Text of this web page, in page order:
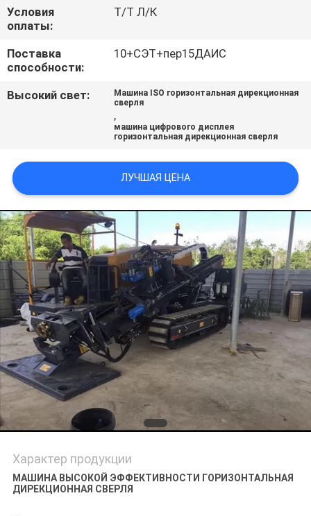
СПРОСИТЕ
САЙТА
POLICY
Условия
оплаты:
Т/Т Л/К
Поставка
способности:
10+СЭТ+пер15ДАИС
Высокий свет:
Машина ISO горизонтальная дирекционная
сверля
,
машина цифрового дисплея
горизонтальная дирекционная сверля
ЛУЧШАЯ ЦЕНА
Характер продукции
МАШИНА ВЫСОКОЙ ЭФФЕКТИВНОСТИ ГОРИЗОНТАЛЬНАЯ
ДИРЕКЦИОННАЯ СВЕРЛЯ